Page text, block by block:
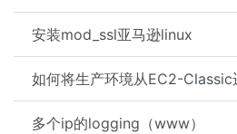
安装mod_ssl亚马逊linux
如何将生产环境从EC2-Classic
多个ip的logging（www）